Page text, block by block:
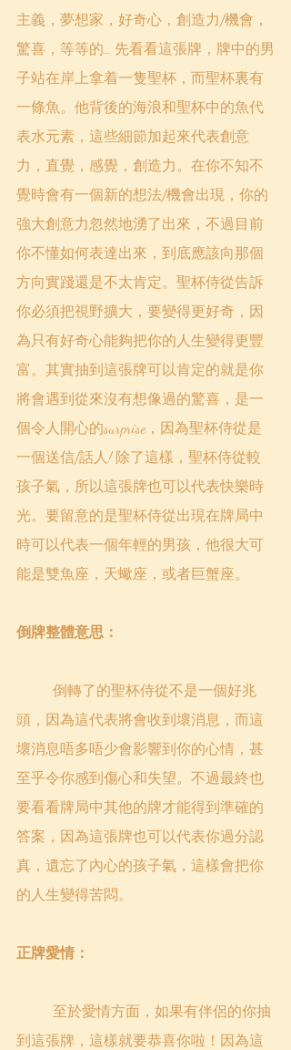
主義，夢想家，好奇心，創造力/機會，
驚喜，等等的… 先看看這張牌，牌中的男
子站在岸上拿着一隻聖杯，而聖杯裏有
一條魚。他背後的海浪和聖杯中的魚代
表水元素，這些細節加起來代表創意
力，直覺，感覺，創造力。在你不知不
覺時會有一個新的想法/機會出現，你的
強大創意力忽然地湧了出來，不過目前
你不懂如何表達出來，到底應該向那個
方向實踐還是不太肯定。聖杯侍從告訴
你必須把視野擴大，要變得更好奇，因
為只有好奇心能夠把你的人生變得更豐
富。其實抽到這張牌可以肯定的就是你
將會遇到從來沒有想像過的驚喜，是一
個令人開心的surprise，因為聖杯侍從是
一個送信/話人! 除了這樣，聖杯侍從較
孩子氣，所以這張牌也可以代表快樂時
光。要留意的是聖杯侍從出現在牌局中
時可以代表一個年輕的男孩，他很大可
能是雙魚座，天蠍座，或者巨蟹座。
倒牌整體意思：
	倒轉了的聖杯
侍從不是一個好兆
頭，因為這代表將會收到壞消息，而這
壞消息唔多唔少會影響到你的心情，甚
至乎令你感到傷心和失望。不過最終也
要看看牌局中其他的牌才能得到準確的
答案，因為這張牌也可以代表你過分認
真，遺忘了內心的孩子氣，這樣會把你
的人生變得苦悶。
正牌愛情：
到這張牌，這樣就要恭喜你啦！因為這